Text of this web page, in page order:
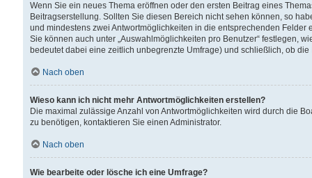
Wenn Sie ein neues Thema eröffnen oder den ersten Beitrag eines
Beitragserstellung. Sollten Sie diesen Bereich nicht sehen können, so
und mindestens zwei Antwortmöglichkeiten in die entsprechenden
Sie können auch unter „Auswahlmöglichkeiten pro Benutzer“ festlegen,
bedeutet dabei eine zeitlich unbegrenzte Umfrage) und schließlich, ob
Nach oben
Wieso kann ich nicht mehr Antwortmöglichkeiten erstellen?
Die maximal zulässige Anzahl von Antwortmöglichkeiten wird durch die
zu benötigen, kontaktieren Sie einen Administrator.
Nach oben
Wie bearbeite oder lösche ich eine Umfrage?